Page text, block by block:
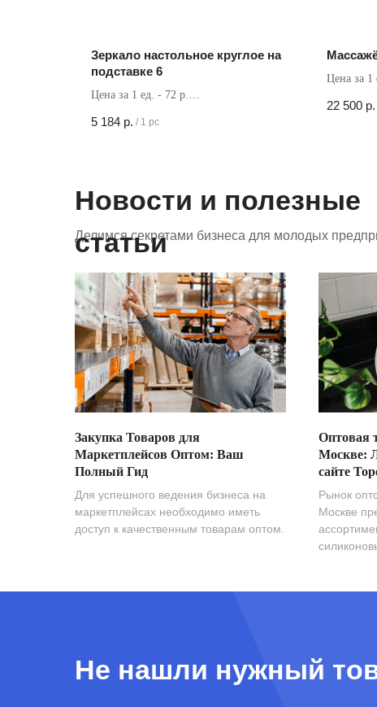
Зеркало настольное круглое на
подставке 6
Цена за 1 ед. - 72 р.
5 184 р. / 1 pc
Цена за 1
22 500 р.
Новости и полезные
статьи
Делимся секретами бизнеса для молодых
Закупка Товаров для
Маркетплейсов Оптом: Ваш
Полный Гид
Для успешного ведения бизнеса на
маркетплейсах необходимо иметь
доступ к качественным товарам оптом.
Оптовая
Москве:
сайте
Рынок
Москве
Не нашли нужный